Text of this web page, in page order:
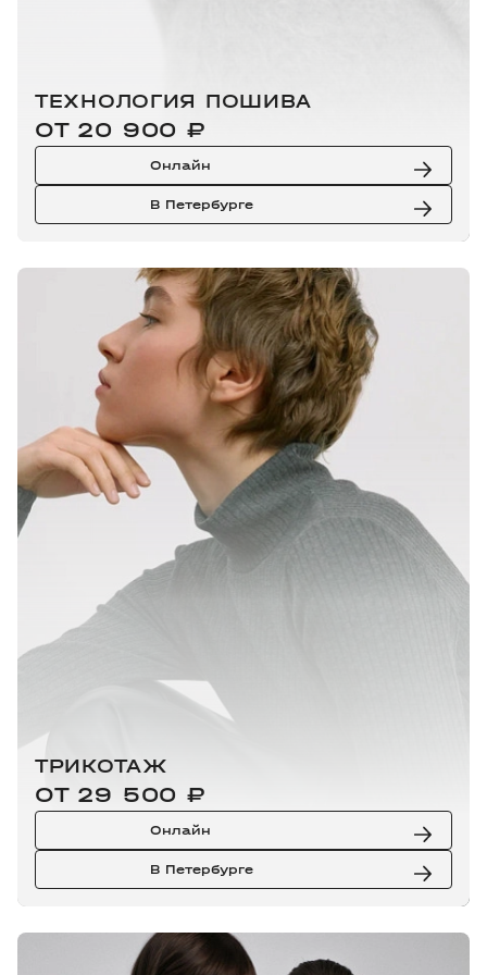
ТЕХНОЛОГИЯ ПОШИВА
ОТ 20 900 ₽
Онлайн
В Петербурге
ТРИКОТАЖ
ОТ 29 500 ₽
Онлайн
В Петербурге